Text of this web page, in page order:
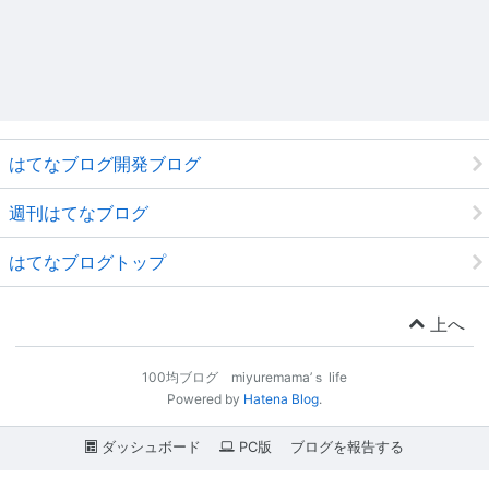
はてなブログ開発ブログ
週刊はてなブログ
はてなブログトップ
上へ
100均ブログ miyuremama’ｓ life
Powered by Hatena Blog.
ダッシュボード PC版 ブログを報告する